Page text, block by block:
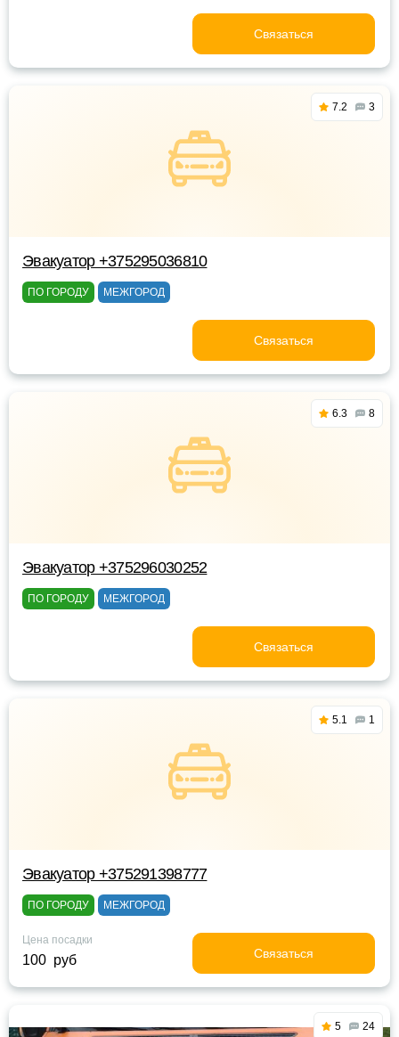
Связаться
7.2 3
Эвакуатор +375295036810
ПО ГОРОДУ МЕЖГОРОД
Связаться
6.3 8
Эвакуатор +375296030252
ПО ГОРОДУ МЕЖГОРОД
Связаться
5.1 1
Эвакуатор +375291398777
ПО ГОРОДУ МЕЖГОРОД
Цена посадки
100 руб Связаться
5 24